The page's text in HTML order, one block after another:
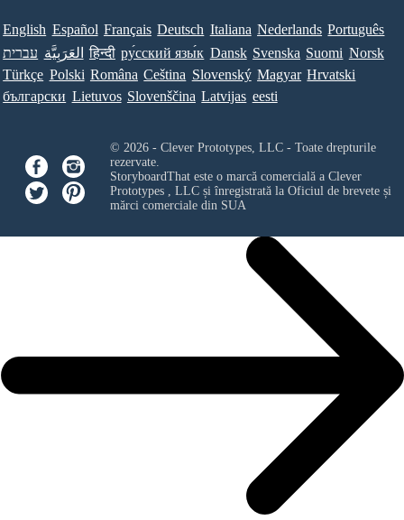
English Español Français Deutsch Italiana Nederlands Português
עברית العَرَبِيَّة हिन्दी ру́сский язы́к Dansk Svenska Suomi Norsk
Türkçe Polski Româna Ceština Slovenský Magyar Hrvatski
български Lietuvos Slovenščina Latvijas eesti
© 2026 - Clever Prototypes, LLC - Toate drepturile
rezervate.
StoryboardThat este o marcă comercială a Clever
Prototypes , LLCși înregistrată la Oficiul de brevete și
mărci comerciale din SUA